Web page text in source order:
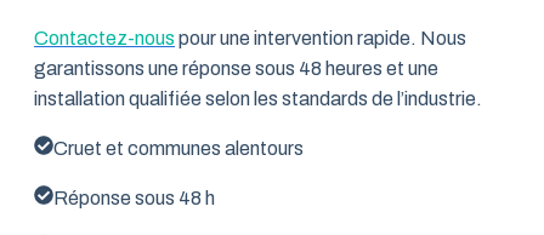
Contactez-nous pour une intervention rapide. Nous
garantissons une réponse sous 48 heures et une
installation qualifiée selon les standards de l’industrie.
Cruet et communes alentours
Réponse sous 48 h